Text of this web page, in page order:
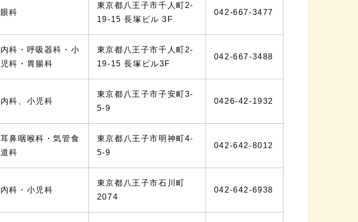
眼科
東京都八王子市千人町2-
19-15 長塚ビル 3F
042-667-3477
内科・呼吸器科・小
児科・胃腸科
東京都八王子市千人町2-
19-15 長塚ビル3F
042-667-3488
内科、小児科
東京都八王子市子安町3-
5-9
0426-42-1932
耳鼻咽喉科・気管食
道科
東京都八王子市明神町4-
5-9
042-642-8012
内科・小児科
東京都八王子市石川町
2074
042-642-6938